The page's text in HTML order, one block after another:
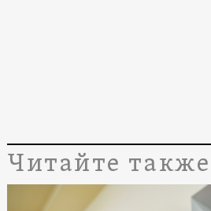
Читайте также